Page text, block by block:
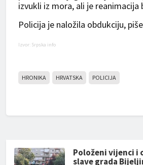
izvukli iz mora, ali je reanimacija
Policija je naložila obdukciju,
Izvor: Srpska info
HRONIKA HRVATSKA POLICIJA
Položeni vijenci i
slave grada